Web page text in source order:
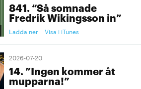
841. “Så somnade
Fredrik Wikingsson in”
Ladda ner Visa i iTunes
2026-07-20
14. ”Ingen kommer åt
mupparna!”